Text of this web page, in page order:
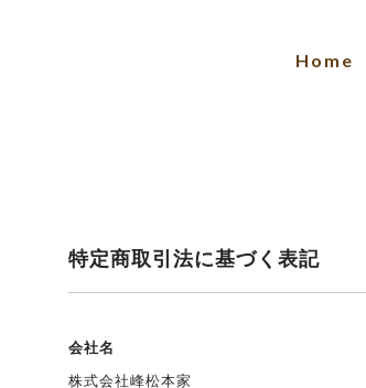
Home
特定商取引法に基づく表記
会社名
株式会社峰松本家